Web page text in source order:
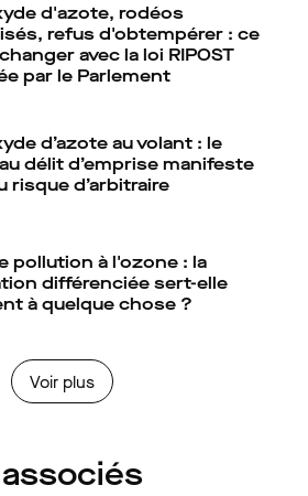
d'azote, rodéos
refus d'obtempérer : ce
avec la loi RIPOST
par le Parlement
d’azote au volant : le
délit d’emprise manifeste
risque d’arbitraire
pollution à l'ozone : la
différenciée sert-elle
à quelque chose ?
Voir plus